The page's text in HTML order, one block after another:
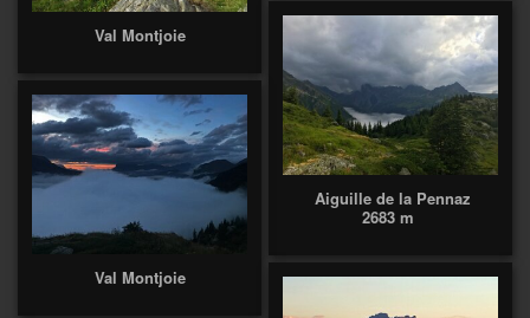
Val Montjoie
Aiguille de la Pennaz
2683 m
Val Montjoie